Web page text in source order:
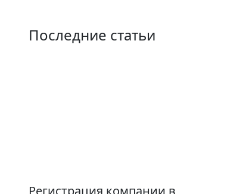
Последние статьи
Регистрация компании в